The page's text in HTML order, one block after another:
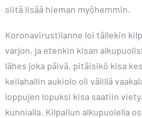
siitä lisää hieman myöhemmin.
Koronavirustilanne loi tällekin
varjon, ja etenkin kisan
lähes joka päivä, pitäisikö kisa
keilahallin aukiolo oli välillä
loppujen lopuksi kisa saatiin
kunnialla. Kilpailun alkupuolella